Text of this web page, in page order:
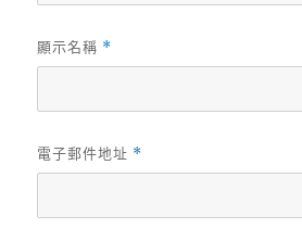
顯示名稱 *
電子郵件地址 *